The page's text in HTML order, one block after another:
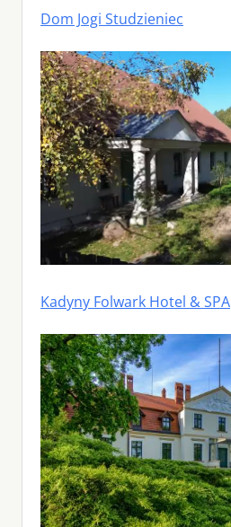
Dom Jogi Studzieniec
Kadyny Folwark Hotel & SPA